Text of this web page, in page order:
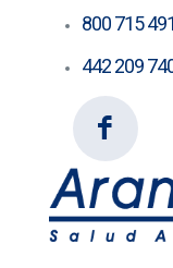
800 715
442 209